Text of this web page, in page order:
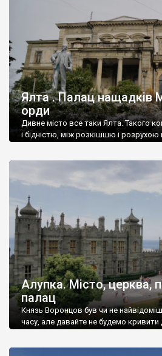
Ялта . Палац нащадків
орди
Дивне місто все таки Ялта. Такого
і бідністю, між розкішшю і розрухою
Алупка. Місто, церква,
палац
Князь Воронцов був чи не
часу, але давайте не будемо